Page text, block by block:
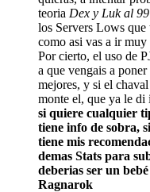
teoria Dex y Luk al 99
los Servers Lows que
como asi vas a ir muy
Por cierto, el uso de
a que vengais a poner
mejores, y si el
monte el, que ya le di
si quiere cualquier
tiene info de sobra,
tiene mis
demas Stats para
deberias ser un
Ragnarok